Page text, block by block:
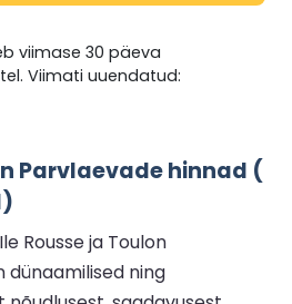
viimase 30 päeva
Viimati uuendatud:
Parvlaevade hinnad (
Rousse ja Toulon
dünaamilised ning